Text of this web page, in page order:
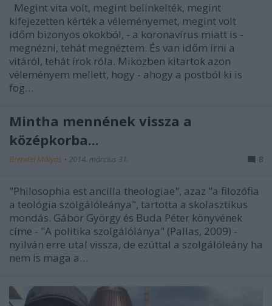
Megint vita volt, megint belinkelték, megint
kifejezetten kérték a véleményemet, megint volt
időm bizonyos okokból, - a koronavírus miatt is -
megnézni, tehát megnéztem. És van időm írni a
vitáról, tehát írok róla. Miközben kitartok azon
véleményem mellett, hogy - ahogy a postból ki is
fog…
Mintha mennének vissza a
középkorba...
Brendel Mátyás • 2014. március 31. 8
"Philosophia est ancilla theologiae", azaz "a filozófia
a teológia szolgálóleánya", tartotta a skolasztikus
mondás. Gábor György és Buda Péter könyvének
címe - "A politika szolgálólánya" (Pallas, 2009) -
nyilván erre utal vissza, de ezúttal a szolgálóleány ha
nem is maga a…